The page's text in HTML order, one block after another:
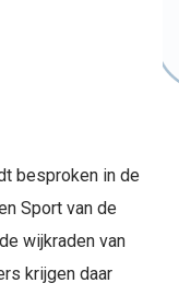
besproken in de
Sport van de
wijkraden van
krijgen daar